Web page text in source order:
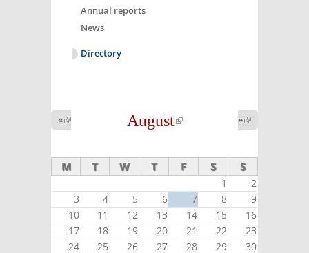
Annual reports
News
Directory
August
(link is
«
external)
»
external)
M T W T F S S
1
2
3
4 5 6 7 8
9
10
11 12 13 14 15
16
17
18 19 20 21 22
23
24
25 26 27 28 29 30